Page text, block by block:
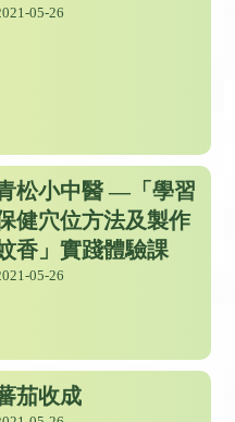
05-26
松小中醫 —「學習
健穴位方法及製作
香」實踐體驗課
05-26
茄收成